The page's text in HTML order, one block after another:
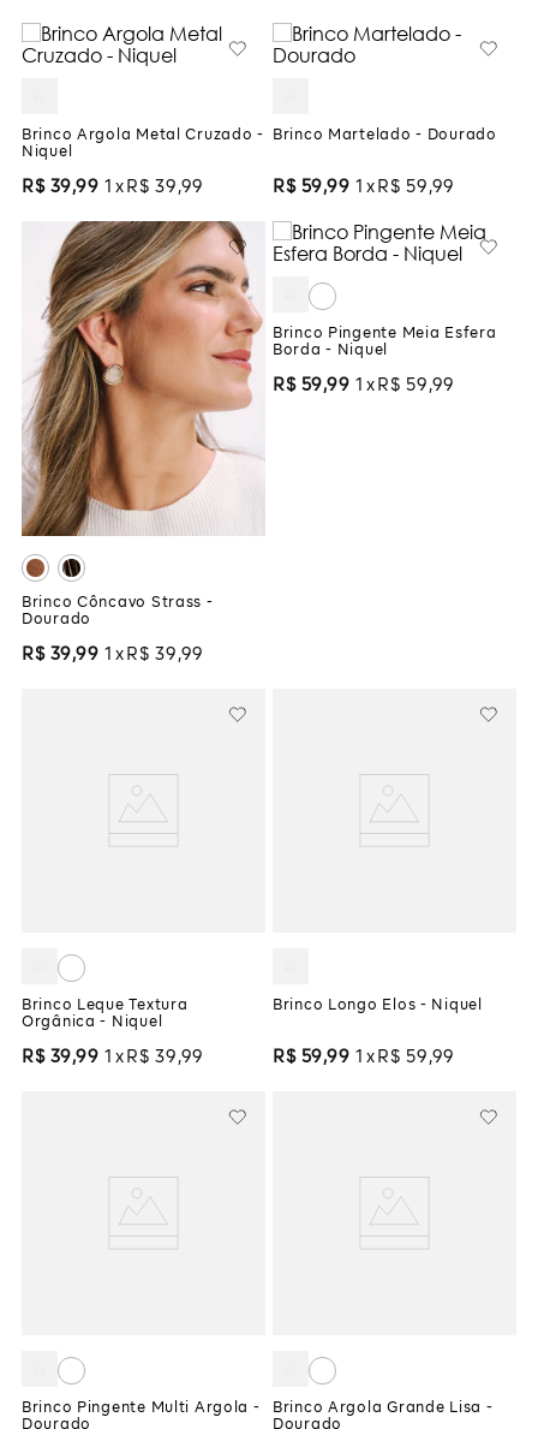
Brinco Argola Metal Cruzado -
Niquel
R$ 39,99 1 R$ 39 ,99
Brinco Martelado - Dourado
R$ 59,99 1 R$ 59 ,99
Brinco Côncavo Strass -
Dourado
R$ 39,99 1 R$ 39 ,99
Brinco Pingente Meia Esfera
Borda - Niquel
R$ 59,99 1 R$ 59 ,99
Brinco Leque Textura
Orgânica - Niquel
R$ 39,99 1 R$ 39 ,99
Brinco Longo Elos - Niquel
R$ 59,99 1 R$ 59 ,99
Brinco Pingente Multi Argola -
Dourado
Brinco Argola Grande Lisa -
Dourado